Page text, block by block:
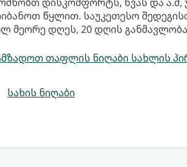
წყლით. საუკეთესო
მეორე დღეს, 20 დღის
თაფლის ნიღაბი სახლის
სახის ნიღაბი